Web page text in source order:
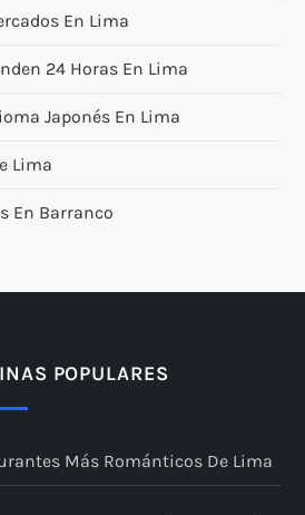
En Lima
24 Horas En Lima
Japonés En Lima
Lima
En Barranco
POPULARES
Más Románticos De Lima